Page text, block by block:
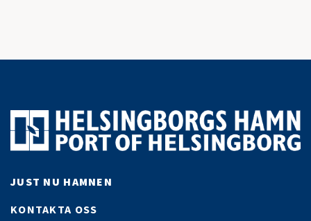
JUST NU HAMNEN
KONTAKTA OSS